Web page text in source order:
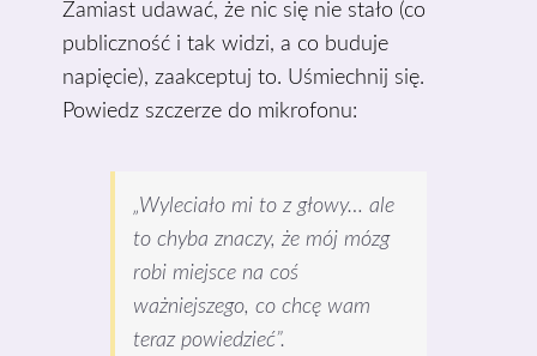
Zamiast udawać, że nic się nie stało (co
publiczność i tak widzi, a co buduje
napięcie), zaakceptuj to. Uśmiechnij się.
Powiedz szczerze do mikrofonu:
„Wyleciało mi to z głowy… ale
to chyba znaczy, że mój mózg
robi miejsce na coś
ważniejszego, co chcę wam
teraz powiedzieć”.